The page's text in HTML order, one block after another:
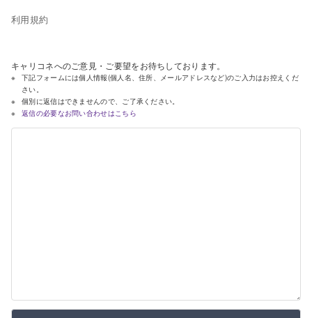
利用規約
キャリコネへのご意見・ご要望をお待ちしております。
下記フォームには個人情報(個人名、住所、メールアドレスなど)のご入力はお控えくだ
さい。
個別に返信はできませんので、ご了承ください。
返信の必要なお問い合わせはこちら